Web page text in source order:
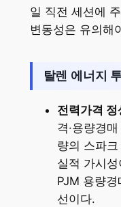
일 직전 세션에
변동성은 유의해
탈렌 에너지
전력가격
격·용량경
량의 스파
실적 가시
PJM 용량
선이다.